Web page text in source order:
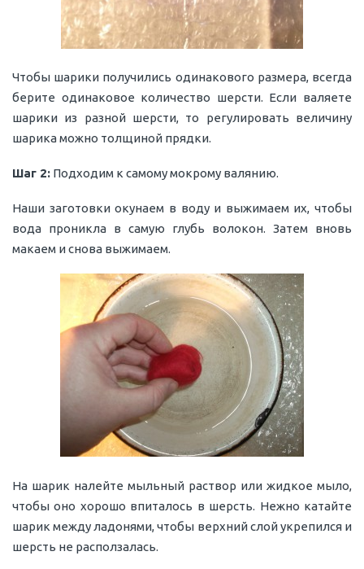
Чтобы шарики получились одинакового размера, всегда
берите одинаковое количество шерсти. Если валяете
шарики из разной шерсти, то регулировать величину
шарика можно толщиной прядки.
Шаг 2: Подходим к самому мокрому валянию.
Наши заготовки окунаем в воду и выжимаем их, чтобы
вода проникла в самую глубь волокон. Затем вновь
макаем и снова выжимаем.
На шарик налейте мыльный раствор или жидкое мыло,
чтобы оно хорошо впиталось в шерсть. Нежно катайте
шарик между ладонями, чтобы верхний слой укрепился и
шерсть не расползалась.